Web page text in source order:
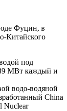
Фуцин, в
Китайского
под
МВт каждый и
водо-водяной
China
Nuclear